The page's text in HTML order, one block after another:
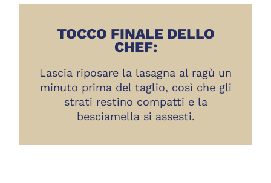
TOCCO FINALE DELLO
CHEF:
Lascia riposare la lasagna al ragù un
minuto prima del taglio, così che gli
strati restino compatti e la
besciamella si assesti.